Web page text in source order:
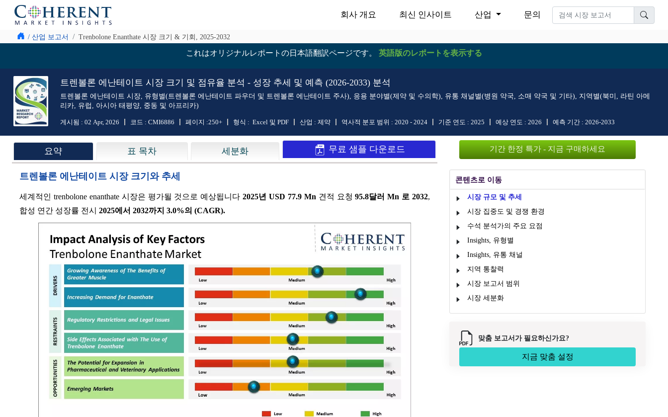
회사 개요 최신 인사이트 산업 문의
/ 산업 보고서 Trenbolone Enanthate 시장 크기 & 기회, 2025-2032
これはオリジナルレポートの日本語翻訳ページです。 英語版のレポートを表示する
트렌볼론 에난테이트 시장 크기 및 점유율 분석 - 성장 추세 및 예측 (2026-2033) 분석
트렌볼론 에난테이트 시장, 유형별(트렌볼론 에난테이트 파우더 및 트렌볼론 에난테이트 주사), 응용 분야별(제약 및 수의학), 유통 채널별(병원 약국, 소매 약국 및 기타), 지역별(북미, 라틴 아메
리카, 유럽, 아시아 태평양, 중동 및 아프리카)
게시됨 : 02 Apr, 2026 코드 : CMI6886 페이지 :250+ 형식 : Excel 및 PDF 산업 : 제약 역사적 분포 범위 : 2020 - 2024 기준 연도 : 2025 예상 연도 : 2026 예측 기간 : 2026-2033
요약 표 목차 세분화 무료 샘플 다운로드
트렌볼론 에난테이트 시장 크기와 추세
세계적인 trenbolone enanthate 시장은 평가될 것으로 예상됩니다 2025년 USD 77.9 Mn 견적 요청 95.8달러 Mn 로 2032,
합성 연간 성장률 전시 2025에서 2032까지 3.0%의 (CAGR).
기간 한정 특가 - 지금 구매하세요
콘텐츠로 이동
시장 규모 및 추세
시장 집중도 및 경쟁 환경
수석 분석가의 주요 요점
Insights, 유형별
Insights, 유통 채널
지역 통찰력
시장 보고서 범위
시장 세분화
맞춤 보고서가 필요하신가요?
지금 맞춤 설정